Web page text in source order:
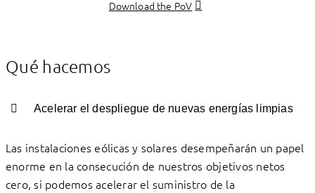
Download the PoV
Qué hacemos
Acelerar el despliegue de nuevas energías limpias
Las instalaciones eólicas y solares desempeñarán un papel
enorme en la consecución de nuestros objetivos netos
cero, si podemos acelerar el suministro de la